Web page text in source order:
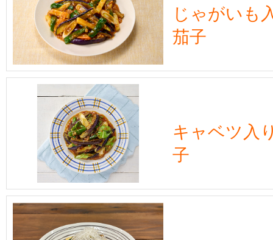
じゃがいも
茄子
キャベツ入
子